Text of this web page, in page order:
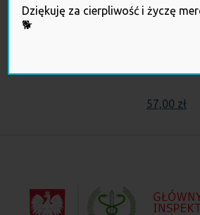
57,00 zł
Dziękuję za cierpliwość i życzę
🐕